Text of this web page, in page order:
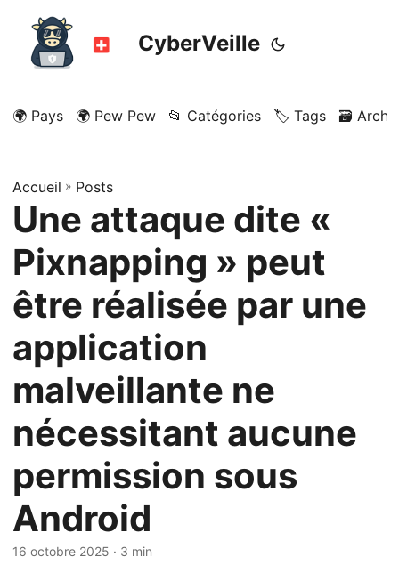
CyberVeille
🌍 Pays 🌍 Pew Pew 📂 Catégories 🏷️ Tags 🗃️
Accueil » Posts
Une attaque dite «
Pixnapping » peut
être réalisée par une
application
malveillante ne
nécessitant aucune
permission sous
Android
16 octobre 2025 · 3 min